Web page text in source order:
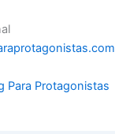
Para Protagonistas